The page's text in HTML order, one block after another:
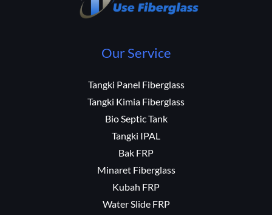
Our Service
Tangki Panel Fiberglass
Tangki Kimia Fiberglass
Bio Septic Tank
Tangki IPAL
Bak FRP
Minaret Fiberglass
Kubah FRP
Water Slide FRP